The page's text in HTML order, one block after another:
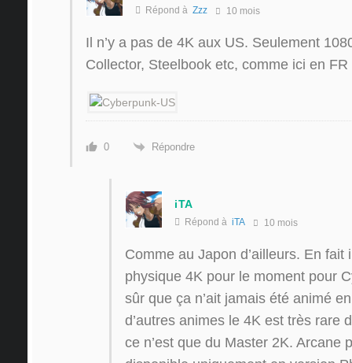
Répond à Zzz 10 mois
Il n’y a pas de 4K aux US. Seulement
Collector, Steelbook etc, comme ici en
0 Répondre
iTA
Répond à iTA 10 mois
Comme au Japon d’ailleurs. En fait
physique 4K pour le moment pour
sûr que ça n’ait jamais été animé
d’autres animes le 4K est très rare
ce n’est que du Master 2K. Arcane